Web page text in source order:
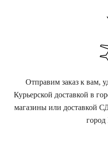
Отправим заказ к вам,
Курьерской доставкой в
магазины или доставкой
город